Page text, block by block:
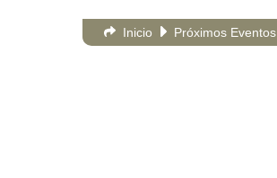
Inicio Próximos Eventos